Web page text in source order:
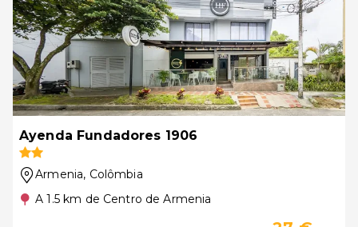
Ayenda Fundadores 1906
Armenia, Colômbia
A 1.5 km de Centro de Armenia